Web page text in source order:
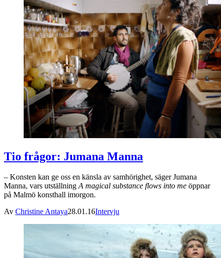
Tio frågor: Jumana Manna
– Konsten kan ge oss en känsla av samhörighet, säger Jumana
Manna, vars utställningA magical substance flows into me öppnar
på Malmö konsthall imorgon.
Av Christine Antaya28.01.16Intervju